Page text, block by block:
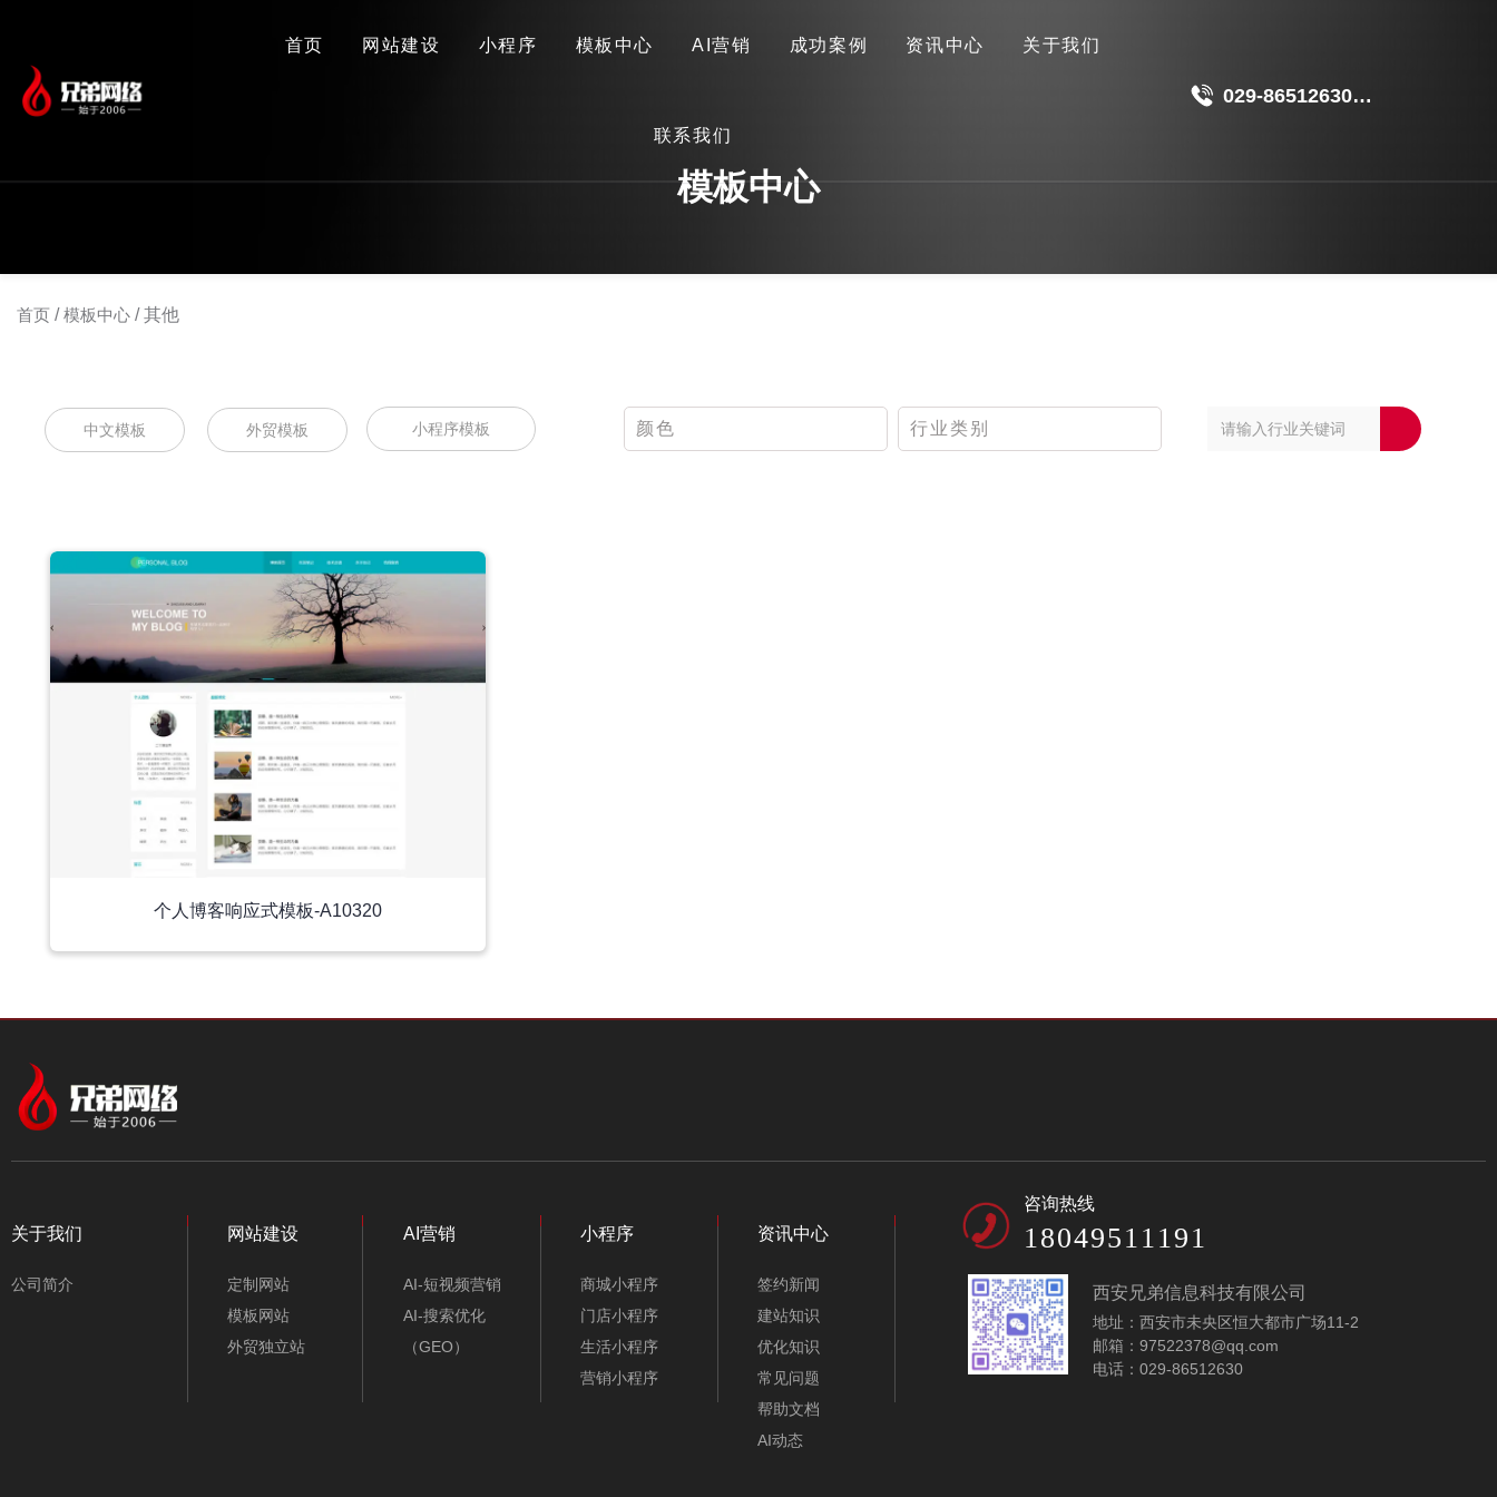
首页 网站建设 小程序 模板中心 AI营销 成功案例 资讯中心 关于我们
联系我们
029-86512630
首页 关于我们 网站建设 小程序 模板中心
模板中心
首页 /模板中心 /其他
中文模板 外贸模板 小程序模板 颜色 行业类别
个人博客响应式模板-A10320
中文模板
外贸模板
颜色
不限类别
A10320
关于我们
公司简介
网站建设
定制网站
模板网站
外贸独立站
AI营销
AI-短视频营销
AI-搜索优化
（GEO）
小程序
商城小程序
门店小程序
生活小程序
营销小程序
资讯中心
签约新闻
建站知识
优化知识
常见问题
帮助文档
AI动态
咨询热线
18049511191
西安兄弟信息科技有限公司
地址：西安市未央区恒大都市广场11-2
邮箱：97522378@qq.com
电话：029-86512630